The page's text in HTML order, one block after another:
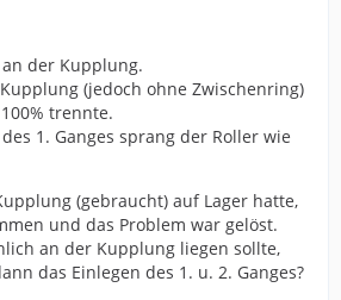
der Kupplung.
(jedoch ohne Zwischenring)
trennte.
1. Ganges sprang der Roller wie
(gebraucht) auf Lager hatte,
und das Problem war gelöst.
an der Kupplung liegen sollte,
das Einlegen des 1. u. 2. Ganges?